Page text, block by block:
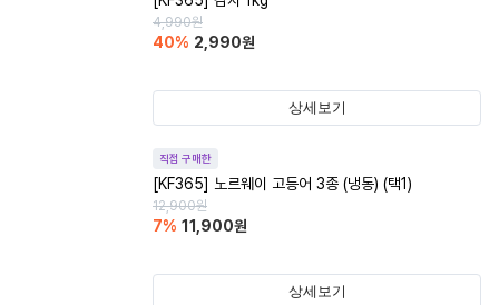
4,990원
40% 2,990원
상세보기
직접 구매한
[KF365] 노르웨이 고등어 3종 (냉동) (택1)
12,900원
7% 11,900원
상세보기